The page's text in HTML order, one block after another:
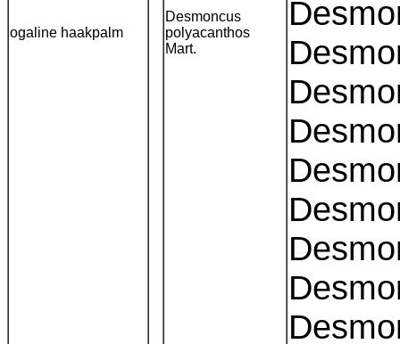
ogaline haakpalm
Desmoncus
polyacanthos
Mart.